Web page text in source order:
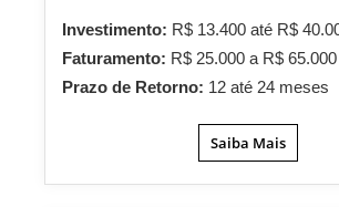
Investimento: R$ 13.400 até R$
Faturamento: R$ 25.000 a R$ 65.000
Prazo de Retorno: 12 até 24 meses
Saiba Mais